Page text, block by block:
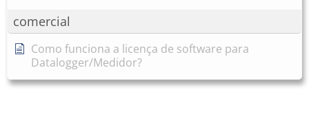
comercial
Como funciona a licença de software para
Datalogger/Medidor?